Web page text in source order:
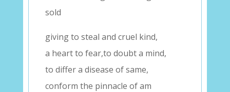
sold
giving to steal and cruel kind,
a heart to fear,to doubt a mind,
to differ a disease of same,
conform the pinnacle of am